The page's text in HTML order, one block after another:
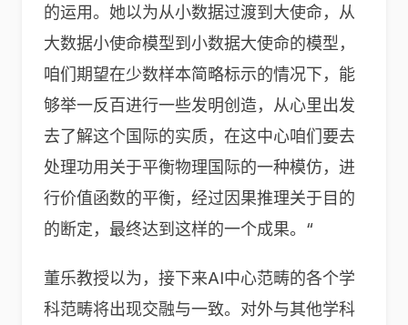
的运用。她以为从小数据过渡到大使命，从
大数据小使命模型到小数据大使命的模型，
咱们期望在少数样本简略标示的情况下，能
够举一反百进行一些发明创造，从心里出发
去了解这个国际的实质，在这中心咱们要去
处理功用关于平衡物理国际的一种模仿，进
行价值函数的平衡，经过因果推理关于目的
的断定，最终达到这样的一个成果。“
董乐教授以为，接下来AI中心范畴的各个学
科范畴将出现交融与一致。对外与其他学科